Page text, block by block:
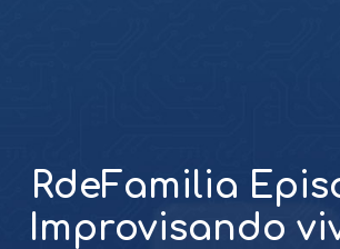
RdeFamilia
Improvisando